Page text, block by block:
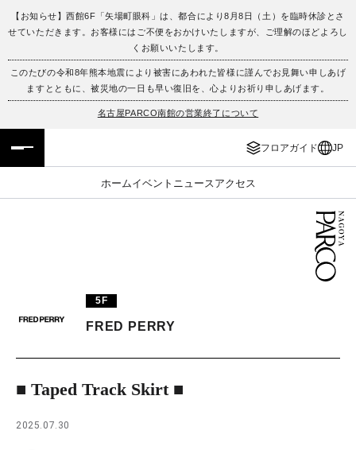
【お知らせ】西館6F「矢場町眼科」は、都合により8月8日（土）を臨時休診とさ
せていただきます。お客様にはご不便をおかけいたしますが、ご理解のほどよろし
くお願いいたします。
このたびの令和8年熊本地震により被害にあわれた皆様に謹んでお見舞い申しあげ
ますとともに、被災地の一日も早い復旧を、心よりお祈り申しあげます。
名古屋PARCO南館の営業終了について
フロアガイド JP
ホームイベント ニュース アクセス
施設案内・アクセス
レストラン・カフェ
PARCOメンバーズ
繁体字
ภาษาไทย
5F
FRED PERRY
■ Taped Track Skirt ■
2025.07.30